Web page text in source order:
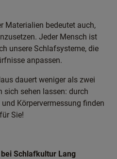
Materialien bedeutet auch,
Jeder Mensch ist
unsere Schlafsysteme, die
anpassen.
dauert weniger als zwei
sich sehen lassen: durch
Körpervermessung finden
Sie!
Schlafkultur Lang